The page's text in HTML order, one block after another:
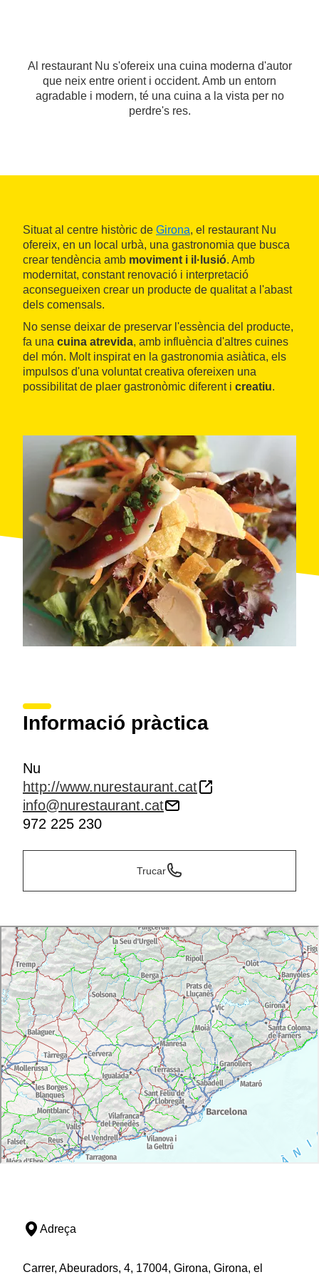
Al restaurant Nu s'ofereix una cuina moderna d'autor
que neix entre orient i occident. Amb un entorn
agradable i modern, té una cuina a la vista per no
perdre's res.
Situat al centre històric de Girona, el restaurant Nu
ofereix, en un local urbà, una gastronomia que busca
crear tendència amb moviment i il·lusió. Amb
modernitat, constant renovació i interpretació
aconsegueixen crear un producte de qualitat a l'abast
dels comensals.
No sense deixar de preservar l'essència del producte,
fa una cuina atrevida, amb influència d'altres cuines
del món. Molt inspirat en la gastronomia asiàtica, els
impulsos d'una voluntat creativa ofereixen una
possibilitat de plaer gastronòmic diferent i creatiu.
Informació pràctica
Nu
http://www.nurestaurant.cat
info@nurestaurant.cat
972 225 230
Trucar
Adreça
Carrer, Abeuradors, 4, 17004, Girona, Girona, el